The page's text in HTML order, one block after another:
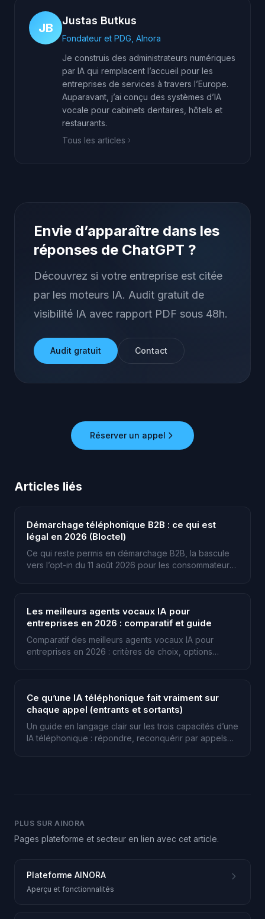
JB
Justas Butkus
Fondateur et PDG, AInora
Je construis des administrateurs numériques
par IA qui remplacent l’accueil pour les
entreprises de services à travers l’Europe.
Auparavant, j’ai conçu des systèmes d’IA
vocale pour cabinets dentaires, hôtels et
restaurants.
Tous les articles
Envie d’apparaître dans les
réponses de ChatGPT ?
Découvrez si votre entreprise est citée
par les moteurs IA. Audit gratuit de
visibilité IA avec rapport PDF sous 48h.
Audit gratuit Contact
Réserver un appel
Articles liés
Démarchage téléphonique B2B : ce qui est
légal en 2026 (Bloctel)
Ce qui reste permis en démarchage B2B, la bascule
vers l’opt-in du 11 août 2026 pour les consommateurs,
Les meilleurs agents vocaux IA pour
entreprises en 2026 : comparatif et guide
Comparatif des meilleurs agents vocaux IA pour
entreprises en 2026 : critères de choix, options
Ce qu’une IA téléphonique fait vraiment sur
chaque appel (entrants et sortants)
Un guide en langage clair sur les trois capacités d’une
IA téléphonique : répondre, reconquérir par appels
PLUS SUR AINORA
Pages plateforme et secteur en lien avec cet article.
Plateforme AINORA
Aperçu et fonctionnalités